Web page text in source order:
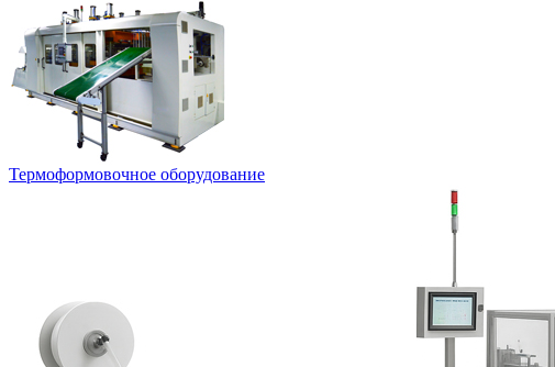
Термоформовочное оборудование